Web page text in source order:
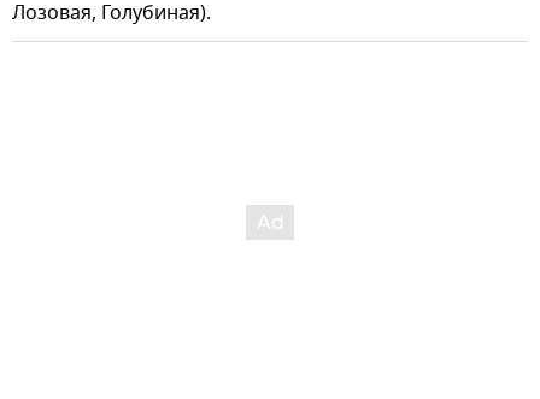
Лозовая, Голубиная).